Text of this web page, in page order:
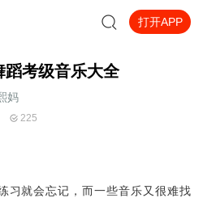
打开APP
蹈考级音乐大全
妈
225
习就会忘记，而一些音乐又很难找